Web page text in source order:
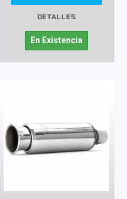
DETALLES
En Existencia